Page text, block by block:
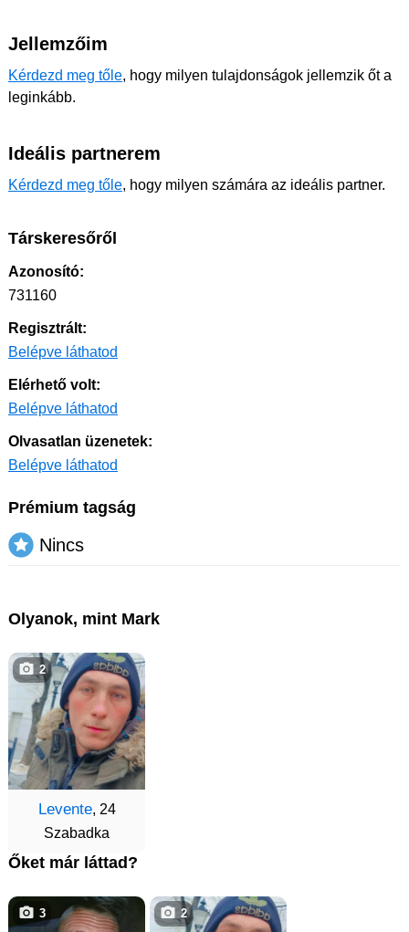
Jellemzőim
Kérdezd meg tőle, hogy milyen tulajdonságok jellemzik őt a
leginkább.
Ideális partnerem
Kérdezd meg tőle, hogy milyen számára az ideális partner.
Társkeresőről
Azonosító:
731160
Regisztrált:
Belépve láthatod
Elérhető volt:
Belépve láthatod
Olvasatlan üzenetek:
Belépve láthatod
Prémium tagság
Nincs
Olyanok, mint Mark
Levente, 24
Szabadka
2
Őket már láttad?
3 2